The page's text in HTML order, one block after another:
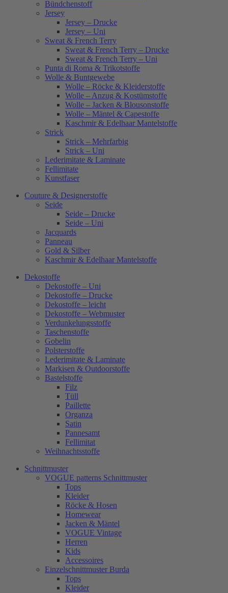
Bündchenstoff
Jersey
Jersey – Drucke
Jersey – Uni
Sweat & French Terry
Sweat & French Terry – Drucke
Sweat & French Terry – Uni
Punta di Roma & Trikotstoffe
Wolle & Buntgewebe
Wolle – Röcke & Kleiderstoffe
Wolle – Anzug & Kostümstoffe
Wolle – Jacken & Blousonstoffe
Wolle – Mäntel & Capestoffe
Kaschmir & Edelhaar Mantelstoffe
Strick
Strick – Mehrfarbig
Strick – Uni
Lederimitate & Laminate
Fellimitate
Kunstfaser
Couture & Designerstoffe
Seide
Seide – Drucke
Seide – Uni
Jacquards
Panneau
Gold & Silber
Kaschmir & Edelhaar Mantelstoffe
Dekostoffe
Dekostoffe – Uni
Dekostoffe – Drucke
Dekostoffe – leicht
Dekostoffe – Webmuster
Verdunkelungsstoffe
Taschenstoffe
Gobelin
Polsterstoffe
Lederimitate & Laminate
Markisen & Outdoorstoffe
Bastelstoffe
Filz
Tüll
Paillette
Organza
Satin
Pannesamt
Fellimitat
Weihnachtsstoffe
Schnittmuster
VOGUE patterns Schnittmuster
Tops
Kleider
Röcke & Hosen
Homewear
Jacken & Mäntel
VOGUE Vintage
Herren
Kids
Accessoires
Einzelschnittmuster Burda
Tops
Kleider